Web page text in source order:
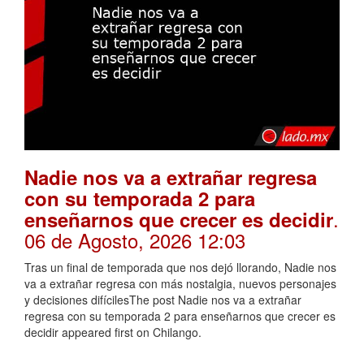
Nadie nos va a extrañar regresa
con su temporada 2 para
enseñarnos que crecer es decidir.
06 de Agosto, 2026 12:03
Tras un final de temporada que nos dejó llorando, Nadie nos
va a extrañar regresa con más nostalgia, nuevos personajes
y decisiones difícilesThe post Nadie nos va a extrañar
regresa con su temporada 2 para enseñarnos que crecer es
decidir appeared first on Chilango.